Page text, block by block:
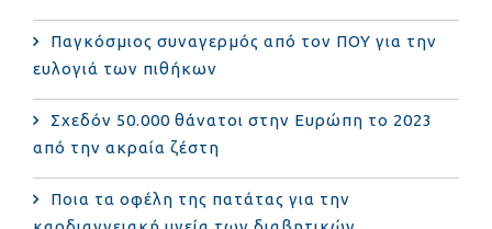
Παγκόσμιος συναγερμός από τον ΠΟΥ για την
ευλογιά των πιθήκων
Σχεδόν 50.000 θάνατοι στην Ευρώπη το 2023
από την ακραία ζέστη
Ποια τα οφέλη της πατάτας για την